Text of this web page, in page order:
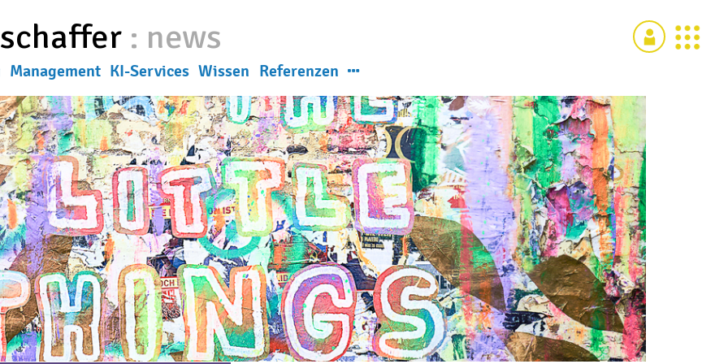
: news
Management KI-Services Wissen Referenzen
News